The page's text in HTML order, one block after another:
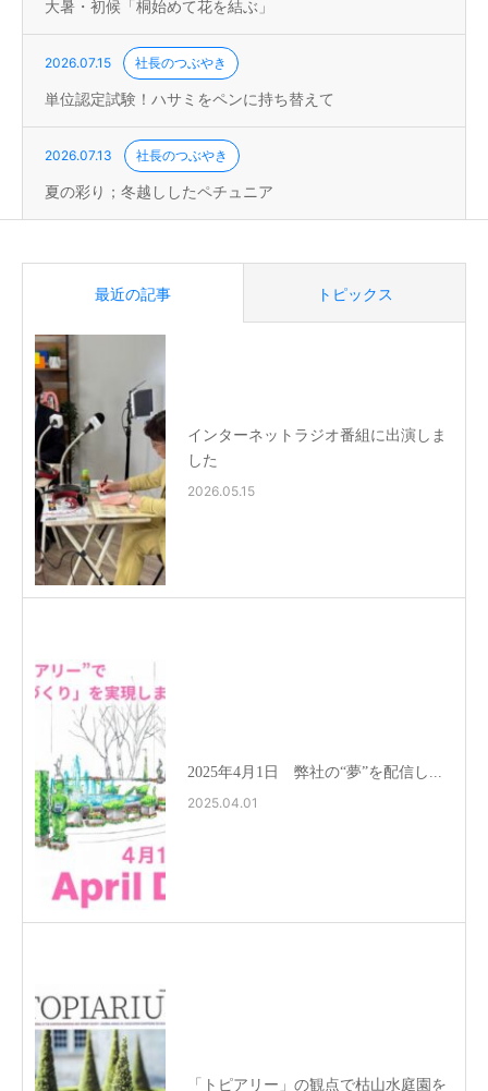
大暑・初候「桐始めて花を結ぶ」
2026.07.15 社長のつぶやき
単位認定試験！ハサミをペンに持ち替えて
2026.07.13 社長のつぶやき
夏の彩り；冬越ししたペチュニア
最近の記事 トピックス
インターネットラジオ番組に出演しま
した
2026.05.15
2025年4月1日 弊社の“夢”を配信し...
2025.04.01
「トピアリー」の観点で枯山水庭園を